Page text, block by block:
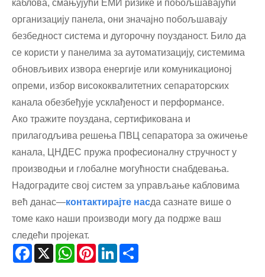
каблова, смањујући ЕМИ ризике и побољшавајући
организацију панела, они значајно побољшавају
безбедност система и дугорочну поузданост. Било да
се користи у панелима за аутоматизацију, системима
обновљивих извора енергије или комуникационој
опреми, избор висококвалитетних сепараторских
канала обезбеђује усклађеност и перформансе.
Ако тражите поуздана, сертификована и
прилагодљива решења ПВЦ сепаратора за ожичење
канала, ЦНДЕС пружа професионалну стручност у
производњи и глобалне могућности снабдевања.
Надоградите свој систем за управљање кабловима
већ данас—контактирајте насда сазнате више о
томе како наши производи могу да подрже ваш
следећи пројекат.
Facebook
X WhatsAppPinterestLinkedIn